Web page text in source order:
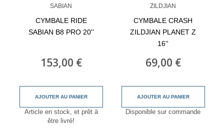
SABIAN
CYMBALE RIDE
SABIAN B8 PRO 20''
153,00 €
AJOUTER AU PANIER
Article en stock, et prêt à
être livré!
ZILDJIAN
CYMBALE CRASH
ZILDJIAN PLANET Z
16''
69,00 €
AJOUTER AU PANIER
Disponible sur commande